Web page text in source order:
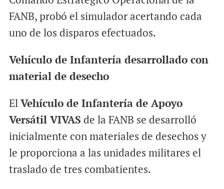
FANB, probó el simulador acertando cada
uno de los disparos efectuados.
Vehículo de Infantería desarrollado con
material de desecho
ElVehículo de Infantería de Apoyo
Versátil VIVAS de la FANB se desarrolló
inicialmente con materiales de desechos y
le proporciona a las unidades militares el
traslado de tres combatientes.